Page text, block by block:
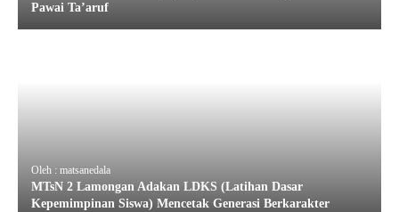
Pawai Ta’aruf
Oleh : matsanedala
MTsN 2 Lamongan Adakan LDKS (Latihan Dasar
Kepemimpinan Siswa) Mencetak Generasi Berkarakter